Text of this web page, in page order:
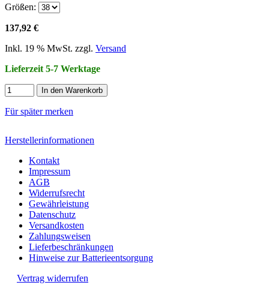
Größen:
137,92 €
Inkl. 19 % MwSt. zzgl. Versand
Lieferzeit 5-7 Werktage
In den Warenkorb
Für später merken
Herstellerinformationen
Kontakt
Impressum
AGB
Widerrufsrecht
Gewährleistung
Datenschutz
Versandkosten
Zahlungsweisen
Lieferbeschränkungen
Hinweise zur Batterieentsorgung
Vertrag widerrufen